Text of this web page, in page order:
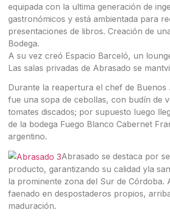
equipada con la ultima generación de
gastronómicos y está ambientada para
presentaciones de libros. Creación de
Bodega.
A su vez creó Espacio Barceló, un
Las salas privadas de Abrasado se
Durante la reapertura el chef de
fue una sopa de cebollas, con budín de
tomates discados; por supuesto luego
de la bodega Fuego Blanco Cabernet
argentino.
Abrasado se destaca por
producto, garantizando su calidad yla
la prominente zona del Sur de Córdoba.
faenado en despostaderos propios,
maduración.